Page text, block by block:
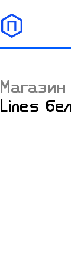
Магазин
Lines